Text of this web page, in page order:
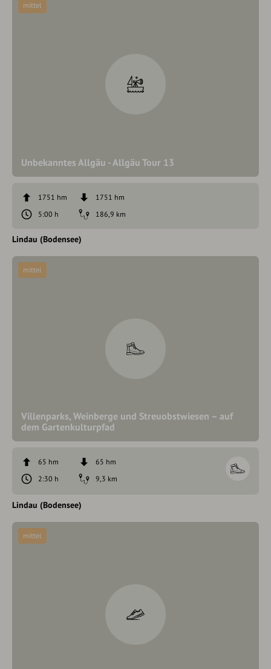
Unbekanntes Allgäu - Allgäu Tour 13
mittel
1751 hm
1751 hm
5:00 h
186,9 km
Lindau (Bodensee)
Villenparks, Weinberge und Streuobstwiesen – auf
dem Gartenkulturpfad
mittel
65 hm
65 hm
2:30 h
9,3 km
Lindau (Bodensee)
mittel